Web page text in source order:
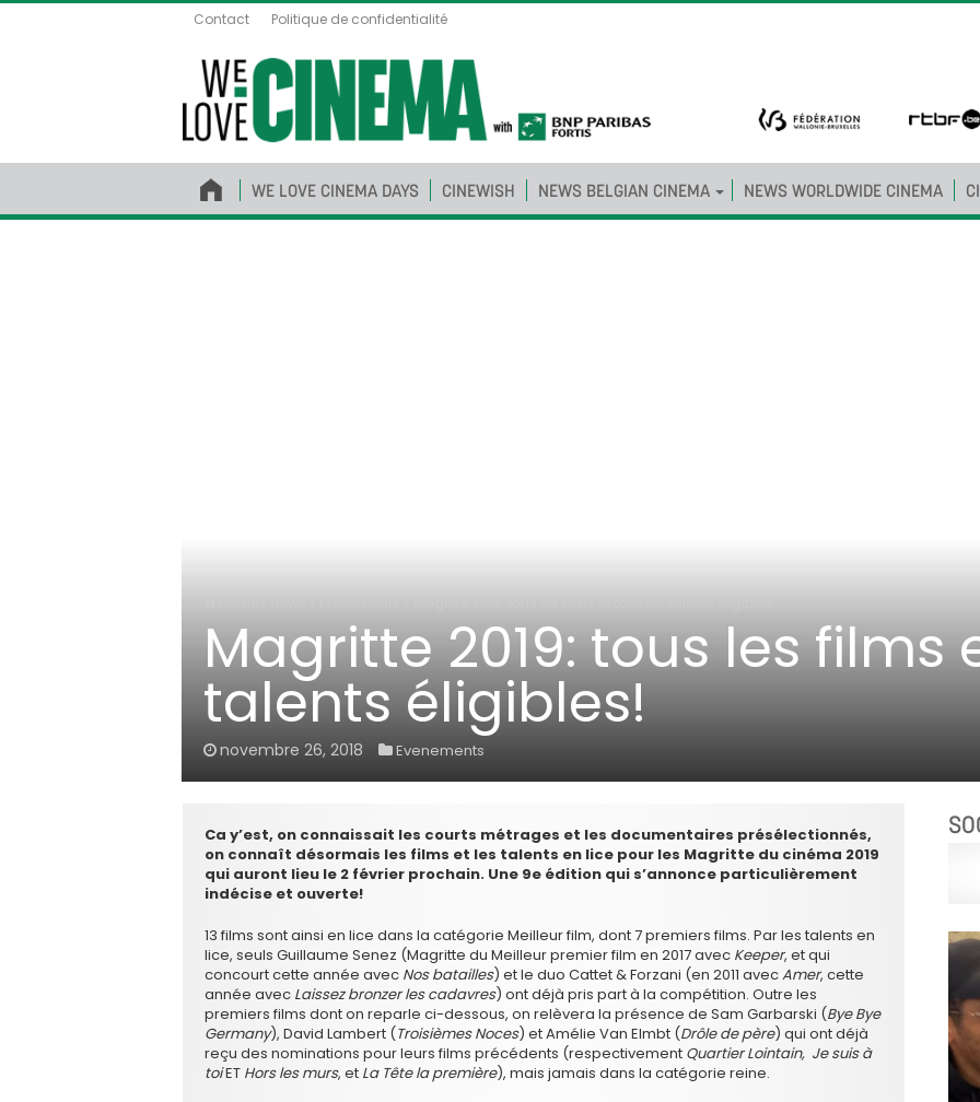
Contact Politique de confidentialité
WE LOVE CINEMA DAYS CINEWISH NEWS BELGIAN CINEMA NEWS WORLDWIDE CINEMA
Magritte 2019: tous les films
talents éligibles!
novembre 26, 2018 Evenements
Ca y’est, on connaissait les courts métrages et les documentaires présélectionnés,
on connaît désormais les films et les talents en lice pour les Magritte du cinéma 2019
qui auront lieu le 2 février prochain. Une 9e édition qui s’annonce particulièrement
indécise et ouverte!
13 films sont ainsi en lice dans la catégorie Meilleur film, dont 7 premiers films. Par les talents en
lice, seuls Guillaume Senez (Magritte du Meilleur premier film en 2017 avec Keeper, et qui
concourt cette année avec Nos batailles) et le duo Cattet & Forzani (en 2011 avecAmer, cette
année avec Laissez bronzer les cadavres) ont déjà pris part à la compétition. Outre les
premiers films dont on reparle ci-dessous, on relèvera la présence de Sam Garbarski (Bye Bye
Germany), David Lambert (Troisièmes Noces) et Amélie Van Elmbt (Drôle de père) qui ont déjà
reçu des nominations pour leurs films précédents (respectivement Quartier Lointain, Je suis à
toiET Hors les murs, et La Tête la première), mais jamais dans la catégorie reine.